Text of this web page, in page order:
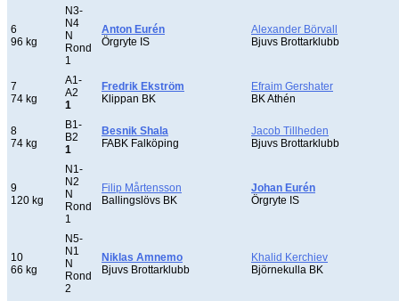
6
96 kg
N3-
N4
N
Rond
1
Anton Eurén
Örgryte IS
Alexander Börvall
Bjuvs Brottarklubb
7
74 kg
A1-
A2
1
Fredrik Ekström
Klippan BK
Efraim Gershater
BK Athén
8
74 kg
B1-
B2
1
Besnik Shala
FABK Falköping
Jacob Tillheden
Bjuvs Brottarklubb
9
120 kg
N1-
N2
N
Rond
1
Filip Mårtensson
Ballingslövs BK
Johan Eurén
Örgryte IS
10
66 kg
N5-
N1
N
Rond
2
Niklas Amnemo
Bjuvs Brottarklubb
Khalid Kerchiev
Björnekulla BK